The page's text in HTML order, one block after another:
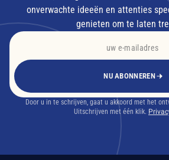
onverwachte ideeën en attenties
genieten om te laten
NU ABONNEREN
Door u in te schrijven, gaat u akkoord met het
Uitschrijven met één klik.